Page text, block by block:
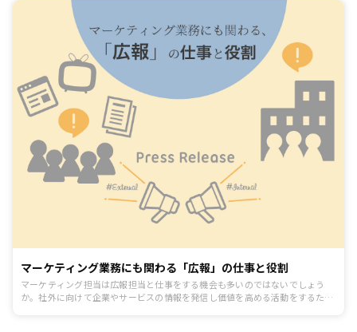
マーケティング業務にも関わる「広報」の仕事と役割
マーケティング担当は広報担当と仕事をする機会も多いのではないでしょう
か。社外に向けて企業やサービスの情報を発信し価値を高める活動をするた